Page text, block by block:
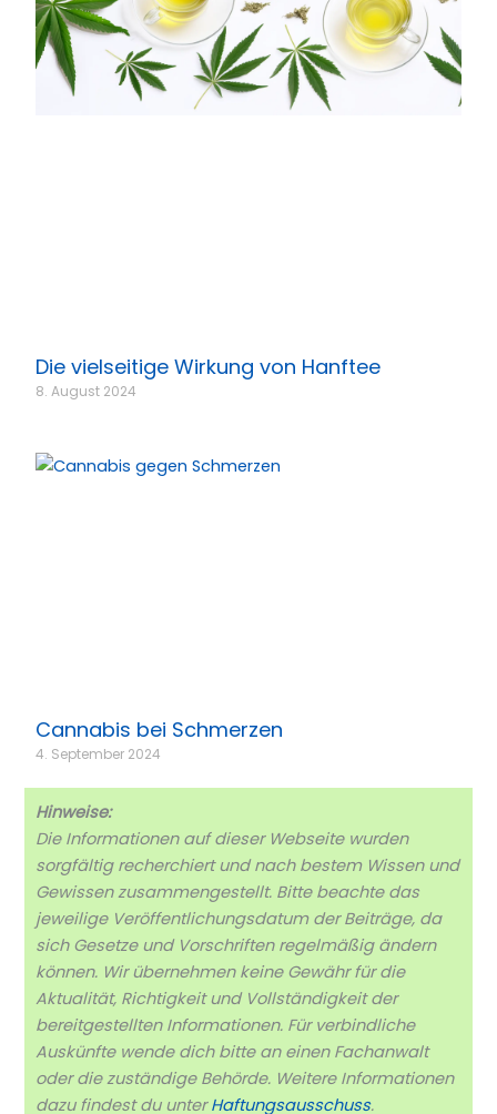
Die vielseitige Wirkung von Hanftee
8. August 2024
Cannabis bei Schmerzen
4. September 2024
Hinweise:
Die Informationen auf dieser Webseite wurden
sorgfältig recherchiert und nach bestem Wissen und
Gewissen zusammengestellt. Bitte beachte das
jeweilige Veröffentlichungsdatum der Beiträge, da
sich Gesetze und Vorschriften regelmäßig ändern
können. Wir übernehmen keine Gewähr für die
Aktualität, Richtigkeit und Vollständigkeit der
bereitgestellten Informationen. Für verbindliche
Auskünfte wende dich bitte an einen Fachanwalt
oder die zuständige Behörde. Weitere Informationen
dazu findest du unterHaftungsausschuss.